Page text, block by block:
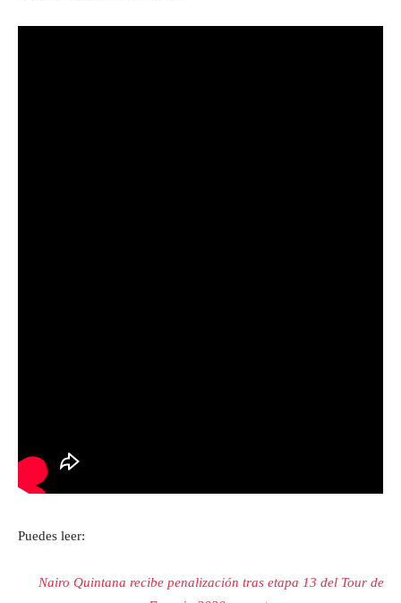
Puedes leer:
Nairo Quintana recibe penalización tras etapa 13 del Tour de